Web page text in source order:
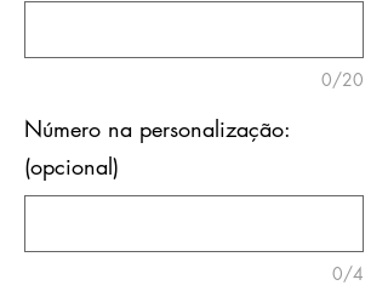
0/20
Número na personalização:
(opcional)
0/4